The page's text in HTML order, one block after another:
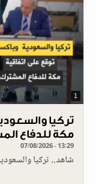
1
تركيا
مكة للدفاع
07/08/2026 - 13:29
شاهد.. تركيا